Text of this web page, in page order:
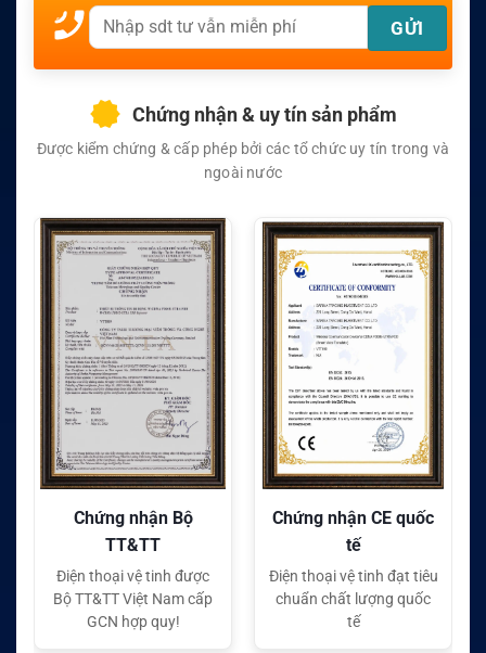
Chứng nhận & uy tín sản phẩm
Được kiểm chứng & cấp phép bởi các tổ chức uy tín trong và
ngoài nước
được
Nam cấp
Chứng nhận CE quốc
Điện thoại vệ tinh đạt tiêu
chuẩn chất lượng quốc
Chứng nhận FC
Điện thoại vệ tinh đạt
chuẩn chất lượng